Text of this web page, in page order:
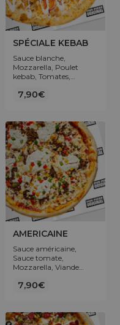
SPÉCIALE KEBAB
Sauce blanche,
Mozzarella, Poulet
kebab, Tomates,
blanche.
7,90€
AMERICAINE
Sauce américaine,
Sauce tomate,
Mozzarella, Viande
Poivrons.
7,90€